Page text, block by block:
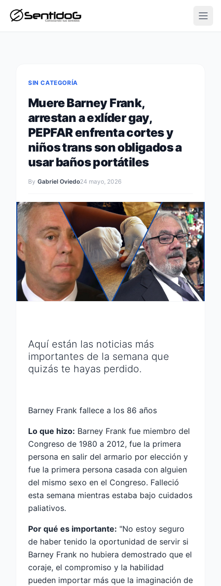
SIN CATEGORÍA
Muere Barney Frank,
arrestan a exlíder gay,
PEPFAR enfrenta cortes y
niños trans son obligados a
usar baños portátiles
By Gabriel Oviedo24 mayo, 2026
Aquí están las noticias más
importantes de la semana que
quizás te hayas perdido.
Barney Frank fallece a los 86 años
Lo que hizo: Barney Frank fue miembro del
Congreso de 1980 a 2012, fue la primera
persona en salir del armario por elección y
fue la primera persona casada con alguien
del mismo sexo en el Congreso. Falleció
esta semana mientras estaba bajo cuidados
paliativos.
Por qué es importante: "No estoy seguro
de haber tenido la oportunidad de servir si
Barney Frank no hubiera demostrado que el
coraje, el compromiso y la habilidad
pueden importar más que la imaginación de